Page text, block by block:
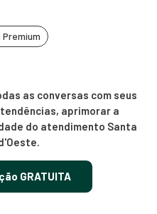
as conversas com seus
aprimorar a
do atendimento Santa
GRATUITA